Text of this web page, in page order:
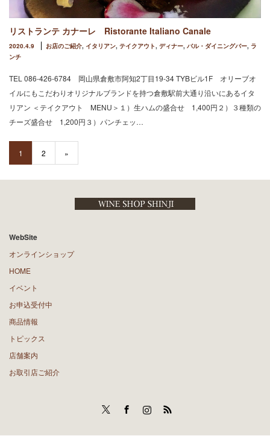
リストランテ カナーレ Ristorante Italiano Canale
2020.4.9 お店のご紹介, イタリアン, テイクアウト, ディナー, バル・ダイニングバー, ラ
ンチ
TEL 086-426-6784 岡山県倉敷市阿知2丁目19-34 TYBビル1F オリーブオ
イルにもこだわりオリジナルブランドを持つ倉敷駅前大通り沿いにあるイタ
リアン ＜テイクアウト MENU＞１）生ハムの盛合せ 1,400円２）３種類の
チーズ盛合せ 1,200円３）パンチェッ…
1 2 »
WebSite
オンラインショップ
HOME
イベント
お申込受付中
商品情報
トピックス
店舗案内
お取引店ご紹介
InstagramRSS